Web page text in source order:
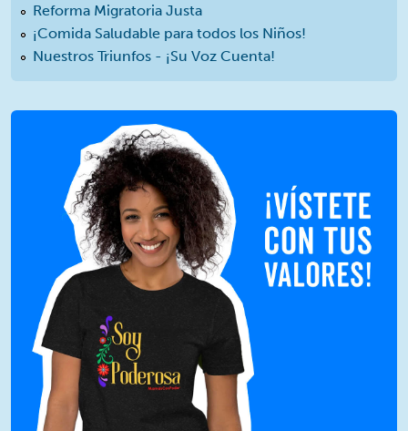
Reforma Migratoria Justa
¡Comida Saludable para todos los Niños!
Nuestros Triunfos - ¡Su Voz Cuenta!